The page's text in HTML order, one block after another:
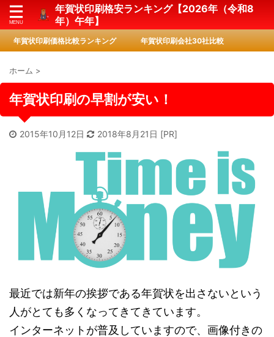
年賀状印刷格安ランキング【2026年（令和8
年）午年】
年賀状印刷価格比較ランキング 年賀状印刷会社30社比較
ホーム >
年賀状印刷の早割が安い！
2015年10月12日 2018年8月21日
最近では新年の挨拶である年賀状を出さないという
人がとても多くなってきてきています。
インターネットが普及していますので、画像付きの